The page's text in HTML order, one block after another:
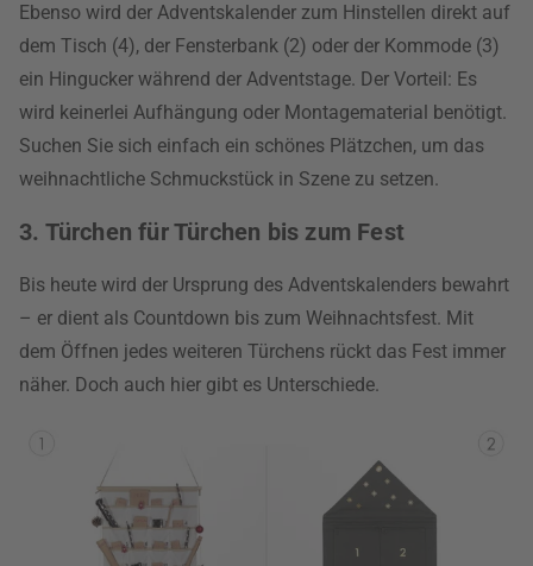
Ebenso wird der Adventskalender zum Hinstellen direkt auf
dem Tisch (4), der Fensterbank (2) oder der Kommode (3)
ein Hingucker während der Adventstage. Der Vorteil: Es
wird keinerlei Aufhängung oder Montagematerial benötigt.
Suchen Sie sich einfach ein schönes Plätzchen, um das
weihnachtliche Schmuckstück in Szene zu setzen.
3. Türchen für Türchen bis zum Fest
Bis heute wird der Ursprung des Adventskalenders bewahrt
– er dient als Countdown bis zum Weihnachtsfest. Mit
dem Öffnen jedes weiteren Türchens rückt das Fest immer
näher. Doch auch hier gibt es Unterschiede.